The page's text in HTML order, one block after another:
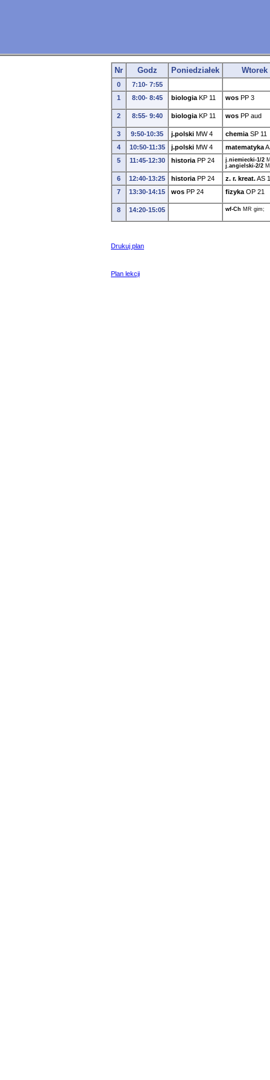
Nr Godz Poniedziałek Wtorek
0
7:10- 7:55
1
8:00- 8:45 biologia KP 11 wos PP 3
2 8:55- 9:40 biologia KP 11 wos PP aud
3 9:50-10:35 j.polski MW 4 chemia SP 11
4
10:50-11:35 j.polski MW 4 matematyka
5
11:45-12:30 historia PP 24 j.niemiecki-1/2
j.angielski-2/2
6 12:40-13:25 historia PP 24 z. r. kreat.AS
7
13:30-14:15 wos PP 24 fizyka OP 21
8 14:20-15:05 wf-Ch MR gim;
Drukuj plan
Plan lekcji